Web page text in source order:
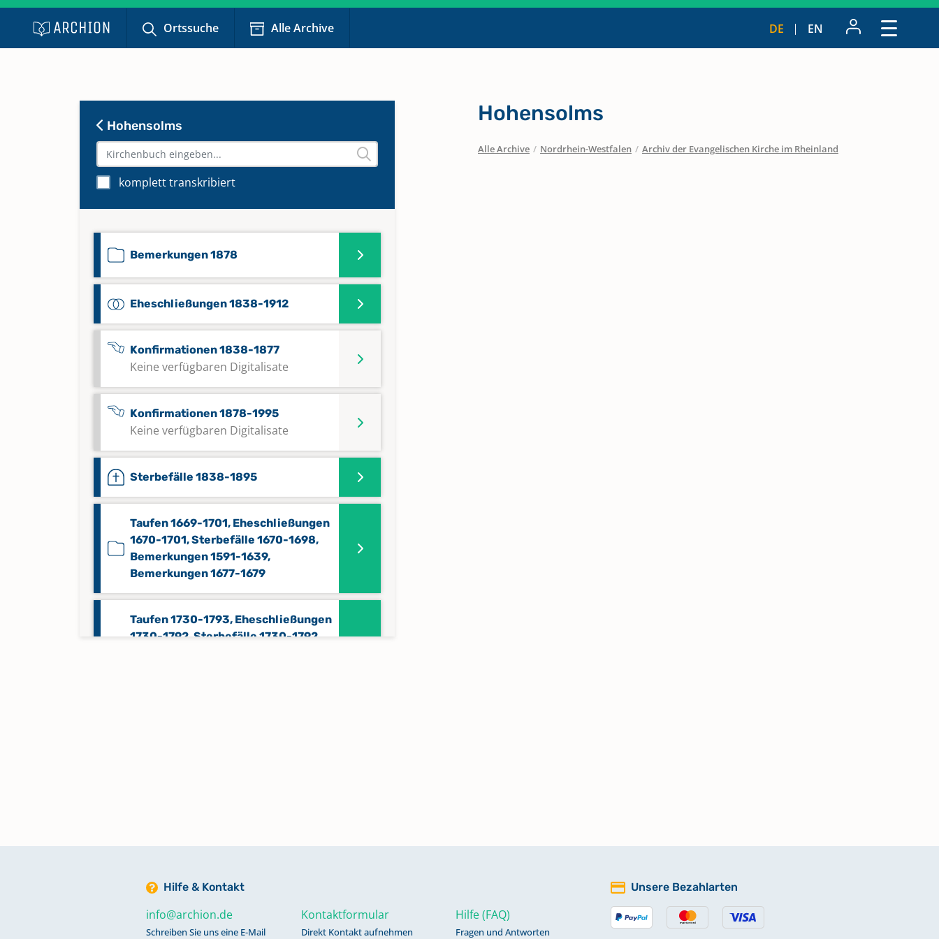
Ortssuche Alle Archive DE EN
Hohensolms
komplett transkribiert
Bemerkungen 1878
Eheschließungen 1838-1912
Konfirmationen 1838-1877
Keine verfügbaren Digitalisate
Konfirmationen 1878-1995
Keine verfügbaren Digitalisate
Sterbefälle 1838-1895
Taufen 1669-1701, Eheschließungen
1670-1701, Sterbefälle 1670-1698,
Bemerkungen 1591-1639,
Bemerkungen 1677-1679
Taufen 1730-1793, Eheschließungen
1730-1792, Sterbefälle 1730-1792,
Hohensolms
Alle Archive / Nordrhein-Westfalen / Archiv der Evangelischen Kirche im Rheinland
Hilfe & Kontakt
info@archion.de
Schreiben Sie uns eine E-Mail
Kontaktformular
Direkt Kontakt aufnehmen
Hilfe (FAQ)
Fragen und Antworten
Unsere Bezahlarten